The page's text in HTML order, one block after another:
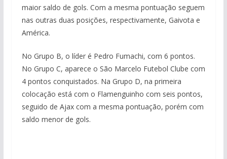
maior saldo de gols. Com a mesma pontuação seguem
nas outras duas posições, respectivamente, Gaivota e
América.
No Grupo B, o líder é Pedro Fumachi, com 6 pontos.
No Grupo C, aparece o São Marcelo Futebol Clube com
4 pontos conquistados. Na Grupo D, na primeira
colocação está com o Flamenguinho com seis pontos,
seguido de Ajax com a mesma pontuação, porém com
saldo menor de gols.